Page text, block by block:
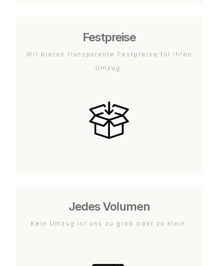
Festpreise
Wir bieten transparente Festpreise für Ihren
Umzug.
Jedes Volumen
Kein Umzug ist uns zu groß oder zu klein.